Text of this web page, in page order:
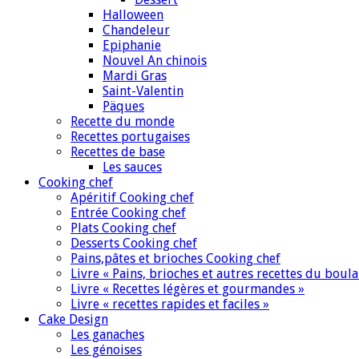
Halloween
Chandeleur
Epiphanie
Nouvel An chinois
Mardi Gras
Saint-Valentin
Päques
Recette du monde
Recettes portugaises
Recettes de base
Les sauces
Cooking chef
Apéritif Cooking chef
Entrée Cooking chef
Plats Cooking chef
Desserts Cooking chef
Pains,pâtes et brioches Cooking chef
Livre « Pains, brioches et autres recettes du
Livre « Recettes légères et gourmandes »
Livre « recettes rapides et faciles »
Cake Design
Les ganaches
Les génoises